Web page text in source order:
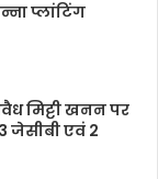
प्लांटिंग
मिट्टी खनन पर
जेसीबी एवं 2